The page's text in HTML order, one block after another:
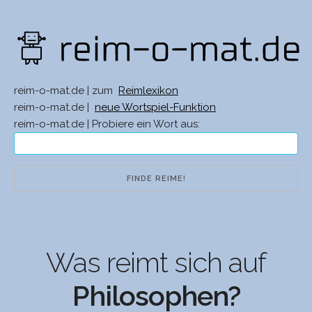
reim-o-mat.de | zum
Reimlexikon
reim-o-mat.de |
neue Wortspiel-Funktion
reim-o-mat.de | Probiere ein Wort aus:
Was reimt sich auf
Philosophen?